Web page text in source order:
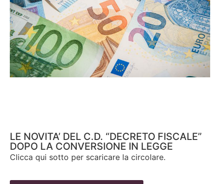
LE NOVITA’ DEL C.D. “DECRETO FISCALE”
DOPO LA CONVERSIONE IN LEGGE
Clicca qui sotto per scaricare la circolare.